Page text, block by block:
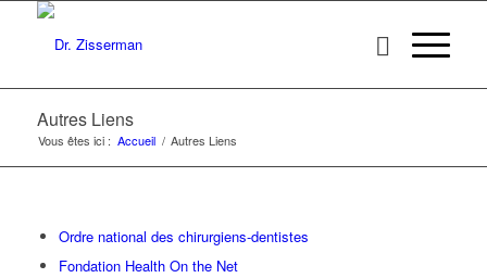
Autres Liens
Vous êtes ici : Accueil / Autres Liens
Ordre national des chirurgiens-dentistes
Fondation Health On the Net